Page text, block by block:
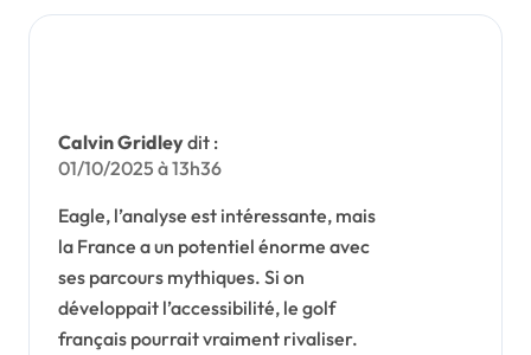
Calvin Gridleydit :
01/10/2025 à 13h36
Eagle, l’analyse est intéressante, mais
la France a un potentiel énorme avec
ses parcours mythiques. Si on
développait l’accessibilité, le golf
français pourrait vraiment rivaliser.